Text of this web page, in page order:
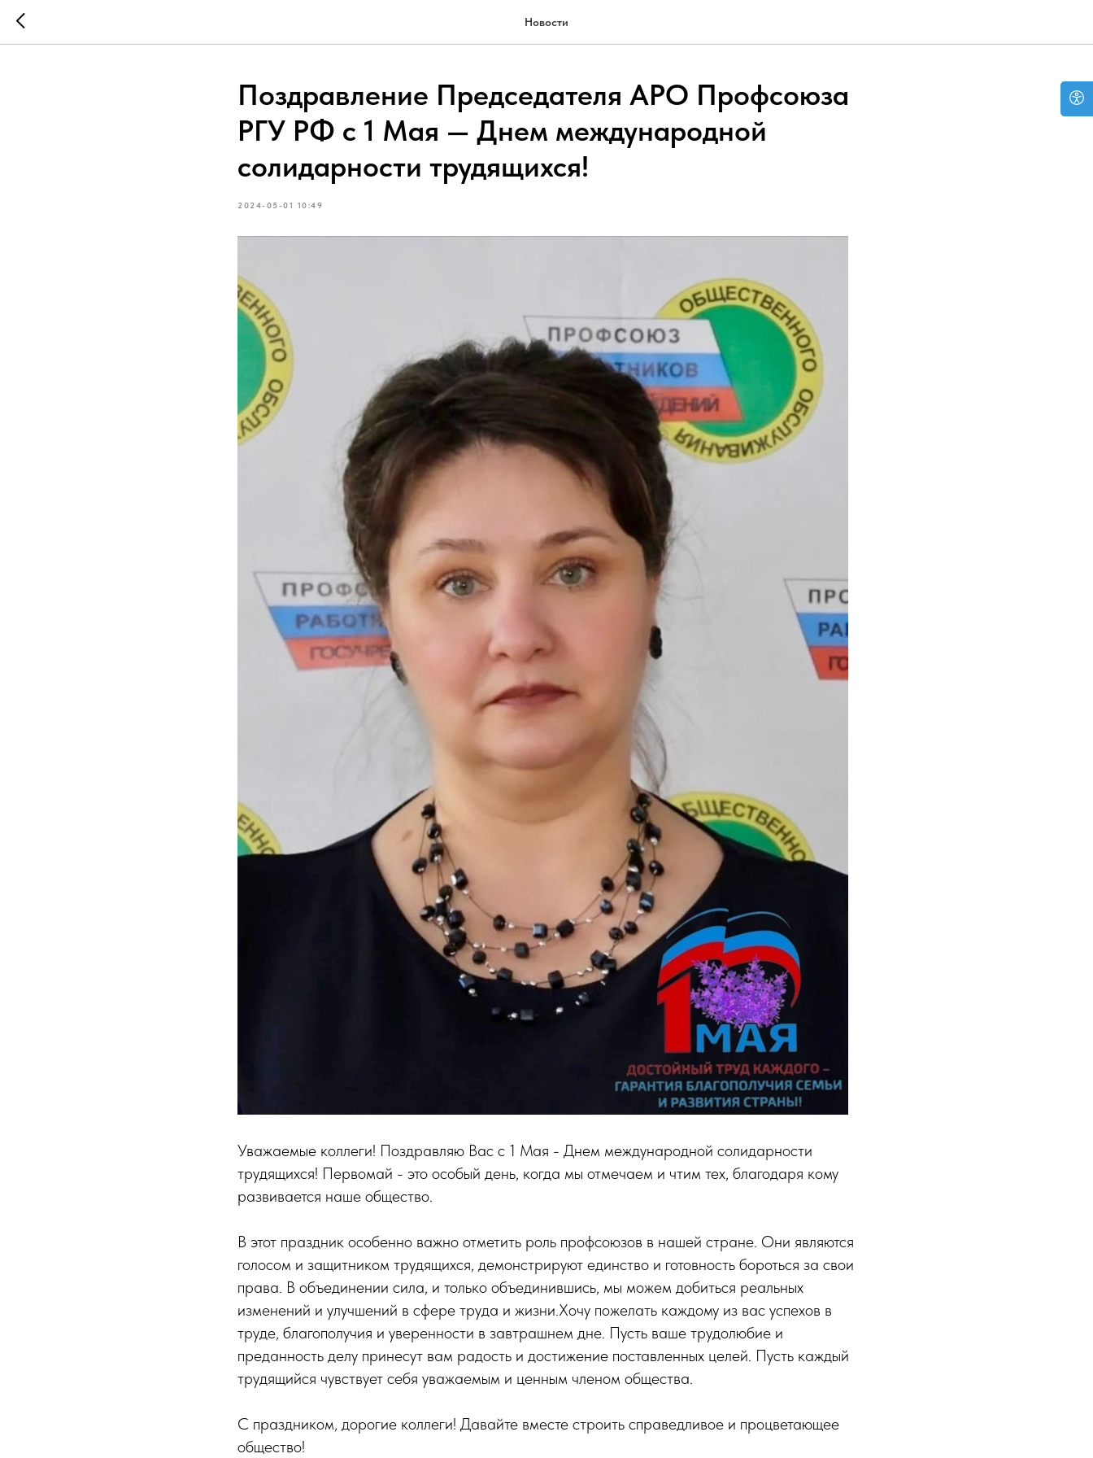
Новости
Поздравление Председателя АРО Профсоюза
РГУ РФ с 1 Мая — Днем международной
солидарности трудящихся!
2024-05-01 10:49
Уважаемые коллеги! Поздравляю Вас с 1 Мая - Днем международной солидарности
трудящихся! Первомай - это особый день, когда мы отмечаем и чтим тех, благодаря кому
развивается наше общество.
В этот праздник особенно важно отметить роль профсоюзов в нашей стране. Они являются
голосом и защитником трудящихся, демонстрируют единство и готовность бороться за свои
права. В объединении сила, и только объединившись, мы можем добиться реальных
изменений и улучшений в сфере труда и жизни.Хочу пожелать каждому из вас успехов в
труде, благополучия и уверенности в завтрашнем дне. Пусть ваше трудолюбие и
преданность делу принесут вам радость и достижение поставленных целей. Пусть каждый
трудящийся чувствует себя уважаемым и ценным членом общества.
С праздником, дорогие коллеги! Давайте вместе строить справедливое и процветающее
общество!